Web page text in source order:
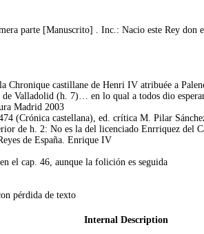
parte [Manuscrito] . Inc.: Nacio este Rey
Chronique castillane de Henri IV atribuée a
Valladolid (h. 7)… en lo qual a todos dio
Madrid 2003
(Crónica castellana), ed. crítica M. Pilar
de h. 2: No es la del licenciado Enrriquez del
de España. Enrique IV
el cap. 46, aunque la folición es seguida
pérdida de texto
Internal Description